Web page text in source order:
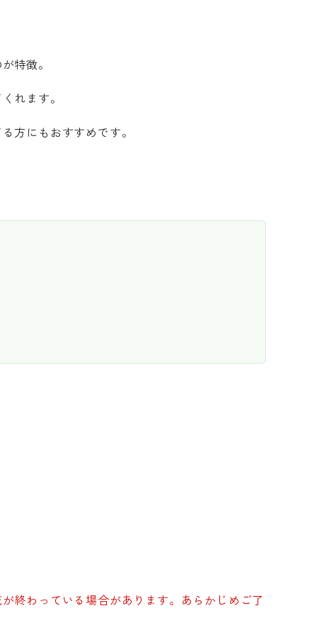
特徴。
れます。
方にもおすすめです。
終わっている場合があります。あらかじめご了